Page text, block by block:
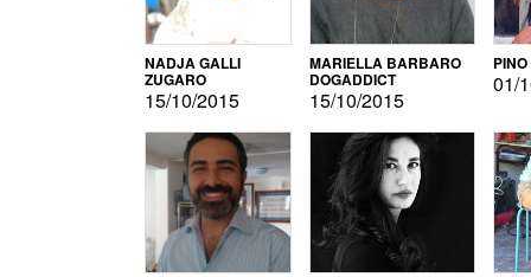
NADJA GALLI
ZUGARO
15/10/2015
MARIELLA BARBARO
DOGADDICT
15/10/2015
01/